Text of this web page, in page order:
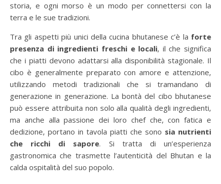
storia, e ogni morso è un modo per connettersi con la
terra e le sue tradizioni.
Tra gli aspetti più unici della cucina bhutanese c’è la forte
presenza di ingredienti freschi e locali, il che significa
che i piatti devono adattarsi alla disponibilità stagionale. Il
cibo è generalmente preparato con amore e attenzione,
utilizzando metodi tradizionali che si tramandano di
generazione in generazione. La bontà del cibo bhutanese
può essere attribuita non solo alla qualità degli ingredienti,
ma anche alla passione dei loro chef che, con fatica e
dedizione, portano in tavola piatti che sono sia nutrienti
che ricchi di sapore. Si tratta di un’esperienza
gastronomica che trasmette l’autenticità del Bhutan e la
calda ospitalità del suo popolo.